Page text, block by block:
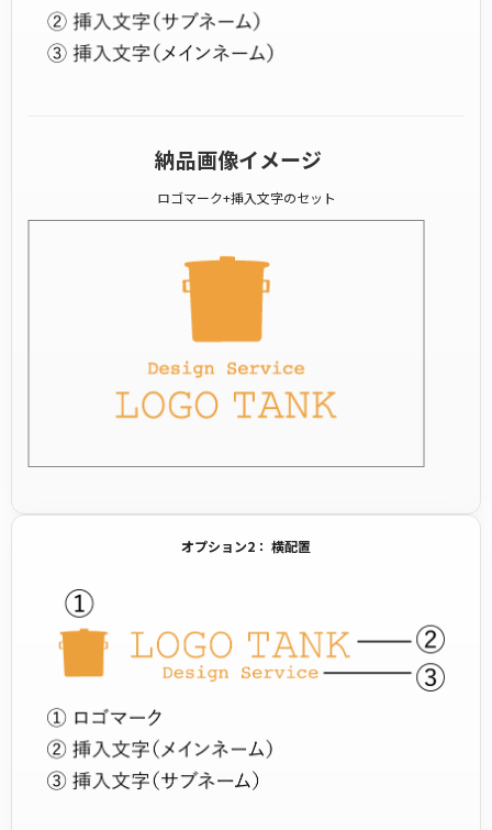
納品画像イメージ
ロゴマーク+挿入文字のセット
オプション2： 横配置